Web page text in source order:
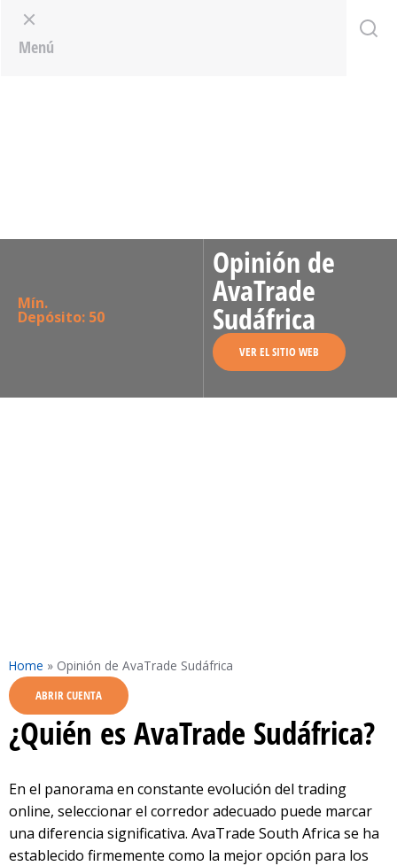
Mín.
Depósito: 50
Opinión de
AvaTrade
Sudáfrica
VER EL SITIO WEB
Home » Opinión de AvaTrade Sudáfrica
ABRIR CUENTA
¿Quién es AvaTrade Sudáfrica?
En el panorama en constante evolución del trading
online, seleccionar el corredor adecuado puede marcar
una diferencia significativa. AvaTrade South Africa se ha
establecido firmemente como la mejor opción para los
Menu
Menú